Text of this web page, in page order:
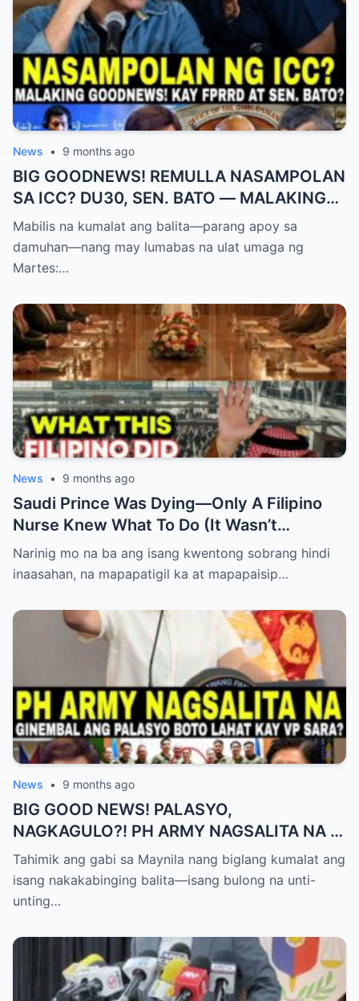
News • 9 months ago
BIG GOODNEWS! REMULLA NASAMPOLAN
SA ICC? DU30, SEN. BATO — MALAKING
PASABOG! “INTERIM RELEASE,” TOTOO
BA?
Mabilis na kumalat ang balita—parang apoy sa
damuhan—nang may lumabas na ulat umaga ng
Martes:…
News • 9 months ago
Saudi Prince Was Dying—Only A Filipino
Nurse Knew What To Do (It Wasn’t
Medicine)
Narinig mo na ba ang isang kwentong sobrang hindi
inaasahan, na mapapatigil ka at mapapaisip…
News • 9 months ago
BIG GOOD NEWS! PALASYO,
NAGKAGULO?! PH ARMY NAGSALITA NA —
BOTO LAHAT KAY VP SARA BILANG NEXT
PRESIDENT?
Tahimik ang gabi sa Maynila nang biglang kumalat ang
isang nakakabinging balita—isang bulong na unti-
unting…